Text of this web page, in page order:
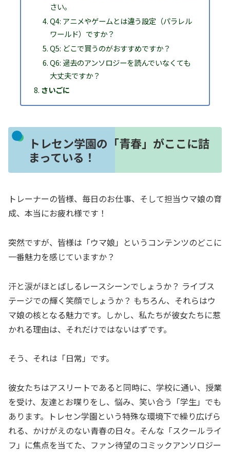
さい。
Q4: アニメやゲームとは違う設定（パラレル
ワールド）ですか？
Q5: どこで買うのがおすすめですか？
Q6: 過去のアンソロジーを読んでいなくても
大丈夫ですか？
さいごに
トレセン学園の「青春」がここに詰
まっている！
トレーナーの皆様、毎日のお仕事、そして担当ウマ娘の育
成、本当にお疲れ様です！
突然ですが、皆様は「ウマ娘」というコンテンツのどこに
一番魅力を感じていますか？
汗と涙がほとばしるレースシーンでしょうか？ ライブス
テージでの輝く笑顔でしょうか？ もちろん、それらはウ
マ娘の核となる魅力です。しかし、私たちが彼女たちに惹
かれる理由は、それだけではないはずです。
そう、それは「日常」です。
彼女たちはアスリートであると同時に、学校に通い、授業
を受け、友達とお喋りをし、悩み、笑い合う「学生」でも
あります。トレセン学園という特殊な環境下で繰り広げら
れる、かけがえのない青春の日々。そんな「スクールライ
フ」に焦点を当てた、ファン待望のコミックアンソロジー